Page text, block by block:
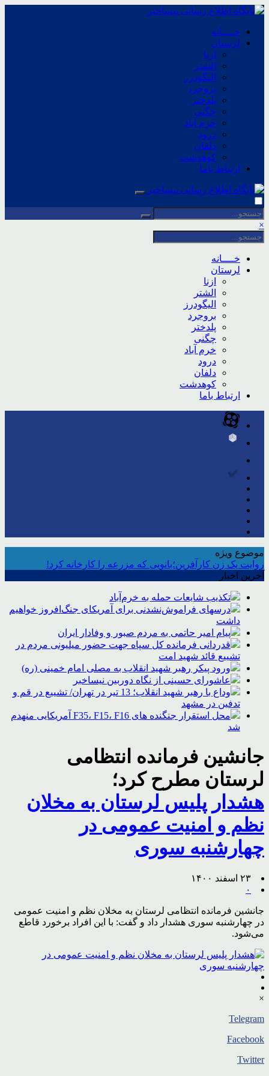
خــــانه
لرستان
ازنا
الشتر
الیگودرز
بروجرد
پلدختر
چگنی
خرم آباد
درود
دلفان
کوهدشت
ارتباط باما
×
خــــانه
لرستان
ازنا
الشتر
الیگودرز
بروجرد
پلدختر
چگنی
خرم آباد
درود
دلفان
کوهدشت
ارتباط باما
موضوع ویژه
روایت یک زن کارآفرین؛بانویی که مزرعه را کارخانه کرد!
آخرین اخبار
تکذیب شایعات حمله به خرم‌آباد
درسهای فراموش‌نشدنی برای آمریکای جنگ‌افروز خواهیم
داشت
پیام امیر حاتمی به مردم صبور و وفادار ایران
قدردانی فرمانده کل سپاه جهت حضور میلیونی مردم در
تشییع قائد شهید امت
ورود پیکر رهبر شهید انقلاب به مصلی امام خمینی (ره)
عاشورای حسینی از نگاه دوربین نیساخبر
وداع با رهبر شهید انقلاب؛ 13 تیر در تهران/ تشییع در قم و
تدفین در مشهد
محل استقرار جنگنده های F35، F15، F16 آمریکایی منهدم
شد
جانشین فرمانده انتظامی
لرستان مطرح کرد؛
هشدار پلیس لرستان به مخلان
نظم و امنیت عمومی در
چهارشنبه‌ سوری
۲۳ اسفند ۱۴۰۰
۰
جانشین فرمانده انتظامی لرستان به مخلان نظم و امنیت عمومی
در چهارشنبه‌ سوری هشدار داد و گفت: با این افراد برخورد قاطع
می‌شود.
×
Telegram
Facebook
Twitter